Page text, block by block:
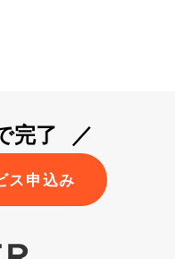
完了
ス申込み